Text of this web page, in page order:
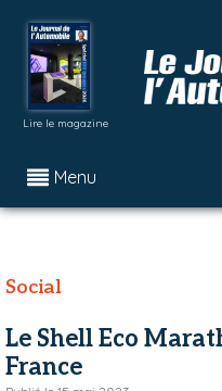
Lire le magazine
Menu
Social
Le Shell Eco
France